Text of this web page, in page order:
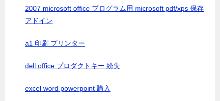
2007 microsoft office プログラム用 microsoft pdf/xps 保存
アドイン
a1 印刷 プリンター
dell office プロダクトキー 紛失
excel word powerpoint 購入